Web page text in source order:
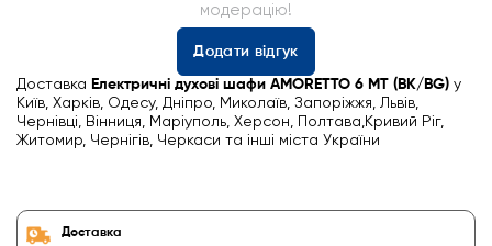
модерацію!
Додати відгук
Доставка Електричні духові шафи AMORETTO 6 MT (BK/BG) у
Київ, Харків, Одесу, Дніпро, Миколаїв, Запоріжжя, Львів,
Чернівці, Вінниця, Маріуполь, Херсон, Полтава,Кривий Ріг,
Житомир, Чернігів, Черкаси та інші міста України
Доставка